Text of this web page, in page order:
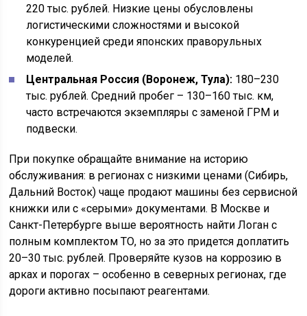
220 тыс. рублей. Низкие цены обусловлены
логистическими сложностями и высокой
конкуренцией среди японских праворульных
моделей.
Центральная Россия (Воронеж, Тула): 180–230
тыс. рублей. Средний пробег – 130–160 тыс. км,
часто встречаются экземпляры с заменой ГРМ и
подвески.
При покупке обращайте внимание на историю
обслуживания: в регионах с низкими ценами (Сибирь,
Дальний Восток) чаще продают машины без сервисной
книжки или с «серыми» документами. В Москве и
Санкт-Петербурге выше вероятность найти Логан с
полным комплектом ТО, но за это придется доплатить
20–30 тыс. рублей. Проверяйте кузов на коррозию в
арках и порогах – особенно в северных регионах, где
дороги активно посыпают реагентами.